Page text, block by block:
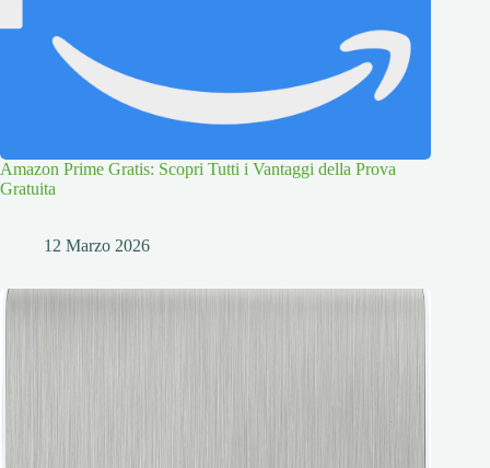
Amazon Prime Gratis: Scopri Tutti i Vantaggi della Prova
Gratuita
12 Marzo 2026